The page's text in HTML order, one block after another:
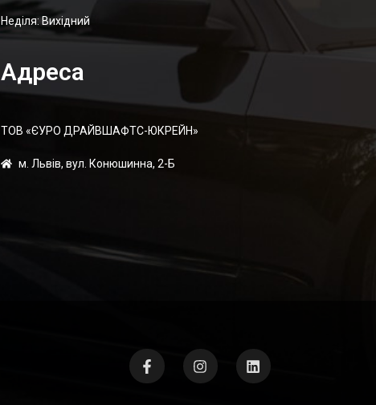
Неділя: Вихідний
Адреса
ТОВ «ЄУРО ДРАЙВШАФТC-ЮКРЕЙН»
м. Львів, вул. Конюшинна, 2-Б